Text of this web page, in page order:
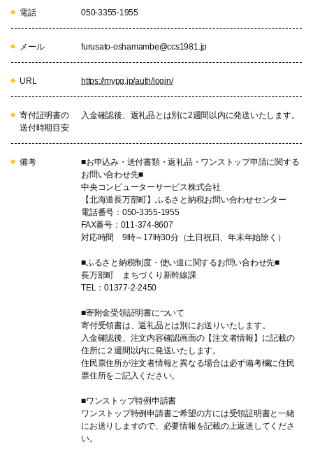
電話 050-3355-1955
メール furusato-oshamambe@ccs1981.jp
URL https://mypg.jp/auth/login/
寄付証明書の
送付時期目安
入金確認後、返礼品とは別に2週間以内に発送いたします。
備考
■お申込み・送付書類・返礼品・ワンストップ申請に関する
お問い合わせ先■
中央コンピューターサービス株式会社
【北海道長万部町】ふるさと納税お問い合わせセンター
電話番号：050-3355-1955
FAX番号：011-374-8607
対応時間 9時～17時30分（土日祝日、年末年始除く）
■ふるさと納税制度・使い道に関するお問い合わせ先■
長万部町 まちづくり新幹線課
TEL：01377-2-2450
■寄附金受領証明書について
寄付受領書は、返礼品とは別にお送りいたします。
入金確認後、注文内容確認画面の【注文者情報】に記載の
住所に２週間以内に発送いたします。
住民票住所が注文者情報と異なる場合は必ず備考欄に住民
票住所をご記入ください。
■ワンストップ特例申請書
ワンストップ特例申請書ご希望の方には受領証明書と一緒
にお送りしますので、必要情報を記載の上返送してくださ
い。